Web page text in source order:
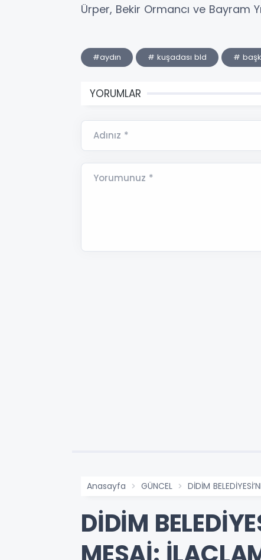
Ürper, Bekir Ormancı ve Bayram
#aydın # kuşadası bld #
YORUMLAR
Adınız *
Yorumunuz *
Anasayfa GÜNCEL DİDİM
DİDİM